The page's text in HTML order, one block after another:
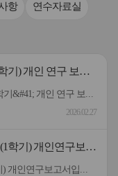
항 연수자료실
기) 개인 연구 보고
2025 중등 서울학습연구년 특별연수&#40;1학기&#41; 개인 연구 보고서입니다.
2026.02.27
학기) 개인연구보고
2025 유초등 서울학습연구년 특별연수(1학기) 개인연구보고서입니다.